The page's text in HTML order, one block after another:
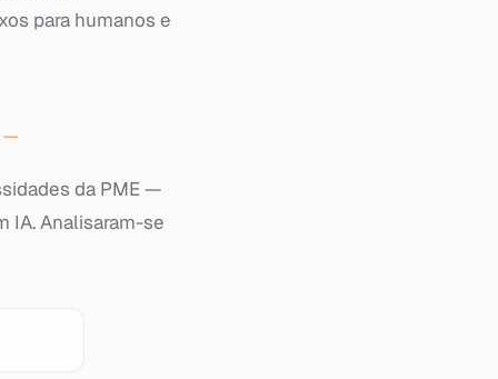
para humanos e
da PME —
IA. Analisaram-se